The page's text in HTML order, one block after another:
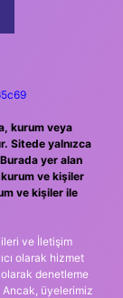
kurum veya
Sitede yalnızca
yer alan
ve kişiler
ve kişiler ile
ve İletişim
olarak hizmet
denetleme
Ancak, üyelerimiz